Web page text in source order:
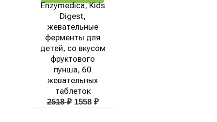
Enzymedica, Kids
Digest,
жевательные
ферменты для
детей, со вкусом
фруктового
пунша, 60
жевательных
таблеток
2518₽ 1558 ₽